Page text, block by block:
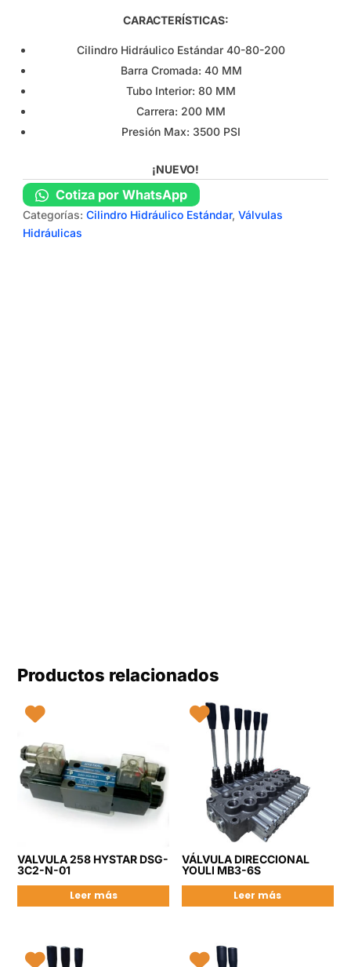
CARACTERÍSTICAS:
Cilindro Hidráulico Estándar 40-80-200
Barra Cromada: 40 MM
Tubo Interior: 80 MM
Carrera: 200 MM
Presión Max: 3500 PSI
¡NUEVO!
Cotiza por WhatsApp
Categorías:Cilindro Hidráulico Estándar,Válvulas
Hidráulicas
Productos relacionados
VALVULA 258 HYSTAR DSG-
3C2-N-01
Leer más
VÁLVULA DIRECCIONAL
YOULI MB3-6S
Leer más